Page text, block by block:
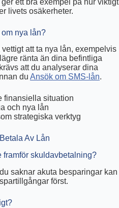
livets osäkerheter.
om nya lån?
vettigt att ta nya lån, exempelvis
ränta än dina befintliga
att du analyserar dina
du Ansök om SMS-lån.
finansiella situation
och nya lån
strategiska verktyg
Av Lån
framför skuldavbetalning?
saknar akuta besparingar kan
först.